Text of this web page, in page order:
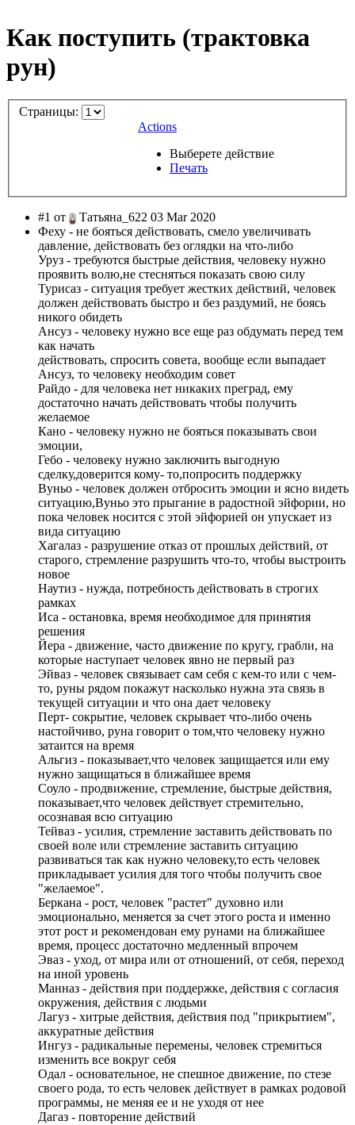
Как поступить (трактовка
рун)
Страницы:
Actions
Выберете действие
Печать
#1 от
Татьяна_622 03 Mar 2020
Феху - не бояться действовать, смело увеличивать
давление, действовать без оглядки на что-либо
Уруз - требуются быстрые действия, человеку нужно
проявить волю,не стесняться показать свою силу
Турисаз - ситуация требует жестких действий, человек
должен действовать быстро и без раздумий, не боясь
никого обидеть
Ансуз - человеку нужно все еще раз обдумать перед тем
как начать
действовать, спросить совета, вообще если выпадает
Ансуз, то человеку необходим совет
Райдо - для человека нет никаких преград, ему
достаточно начать действовать чтобы получить
желаемое
Кано - человеку нужно не бояться показывать свои
эмоции,
Гебо - человеку нужно заключить выгодную
сделку,доверится кому- то,попросить поддержку
Вуньо - человек должен отбросить эмоции и ясно видеть
ситуацию,Вуньо это прыгание в радостной эйфории, но
пока человек носится с этой эйфорией он упускает из
вида ситуацию
Хагалаз - разрушение отказ от прошлых действий, от
старого, стремление разрушить что-то, чтобы выстроить
новое
Наутиз - нужда, потребность действовать в строгих
рамках
Иса - остановка, время необходимое для принятия
решения
Йера - движение, часто движение по кругу, грабли, на
которые наступает человек явно не первый раз
Эйваз - человек связывает сам себя с кем-то или с чем-
то, руны рядом покажут насколько нужна эта связь в
текущей ситуации и что она дает человеку
Перт- сокрытие, человек скрывает что-либо очень
настойчиво, руна говорит о том,что человеку нужно
затаится на время
Альгиз - показывает,что человек защищается или ему
нужно защищаться в ближайшее время
Соуло - продвижение, стремление, быстрые действия,
показывает,что человек действует стремительно,
осознавая всю ситуацию
Тейваз - усилия, стремление заставить действовать по
своей воле или стремление заставить ситуацию
развиваться так как нужно человеку,то есть человек
прикладывает усилия для того чтобы получить свое
"желаемое".
Беркана - рост, человек "растет" духовно или
эмоционально, меняется за счет этого роста и именно
этот рост и рекомендован ему рунами на ближайшее
время, процесс достаточно медленный впрочем
Эваз - уход, от мира или от отношений, от себя, переход
на иной уровень
Манназ - действия при поддержке, действия с согласия
окружения, действия с людьми
Лагуз - хитрые действия, действия под "прикрытием",
аккуратные действия
Ингуз - радикальные перемены, человек стремиться
изменить все вокруг себя
Одал - основательное, не спешное движение, по стезе
своего рода, то есть человек действует в рамках родовой
программы, не меняя ее и не уходя от нее
Дагаз - повторение действий